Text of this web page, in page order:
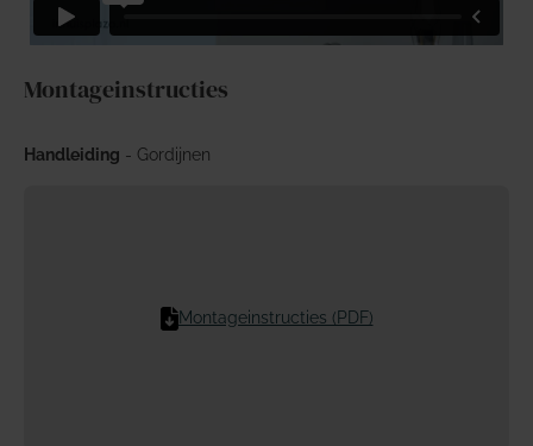
Montageinstructies
Handleiding - Gordijnen
Montageinstructies (PDF)